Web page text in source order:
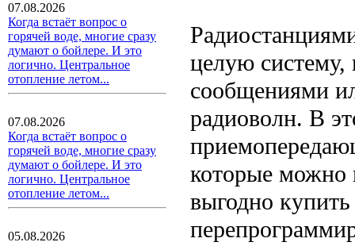
07.08.2026
Когда встаёт вопрос о
горячей воде, многие сразу
думают о бойлере. И это
логично. Центральное
отопление летом...
07.08.2026
Когда встаёт вопрос о
горячей воде, многие сразу
думают о бойлере. И это
логично. Центральное
отопление летом...
05.08.2026
целую
сообщениями
радиоволн. В
которые можно
выгодно